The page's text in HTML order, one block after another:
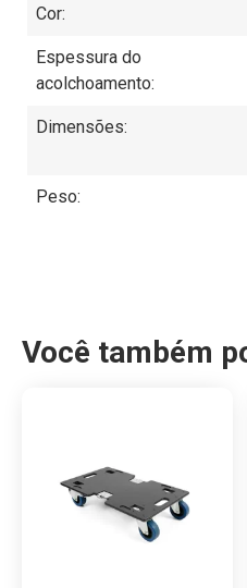
Cor:
Espessura do
acolchoamento:
Dimensões:
Peso:
Você também